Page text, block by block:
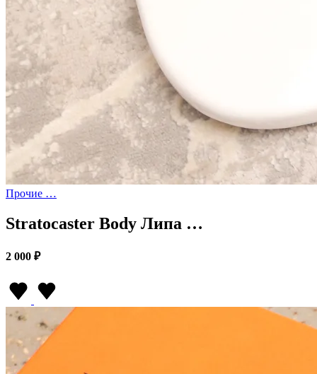
Прочие …
Stratocaster Body Липа …
2 000 ₽